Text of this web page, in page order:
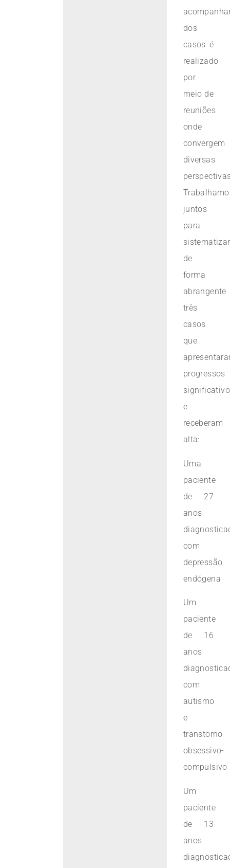
dos
casos é
realizado
por
meio de
reuniões
onde
convergem
diversas
juntos
para
sistematizar
de
forma
abrangente
três
casos
que
progressos
e
receberam
alta:
Uma
paciente
de 27
anos
com
depressão
endógena
Um
paciente
de 16
anos
com
autismo
e
transtorno
obsessivo-
compulsivo
Um
paciente
de 13
anos